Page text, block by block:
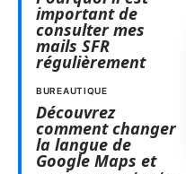
important de
consulter mes
mails SFR
régulièrement
BUREAUTIQUE
Découvrez
comment changer
la langue de
Google Maps et